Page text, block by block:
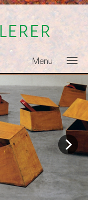
Menu